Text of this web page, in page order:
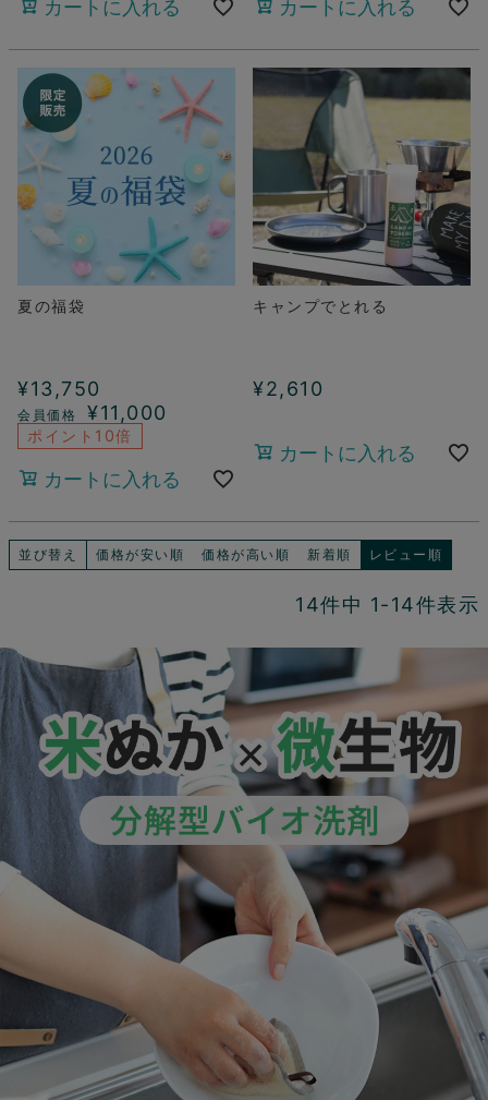
カートに入れる カートに入れる
夏の福袋
¥13,750
¥11,000
ポイント10倍
カートに入れる
キャンプでとれる
¥2,610
カートに入れる
並び替え 価格が安い順 価格が高い順 新着順 レビュー順
14件中 1-14件表示